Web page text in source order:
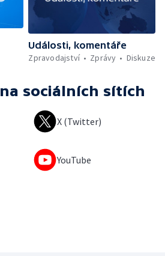
Události, komentáře
Zpravodajství
Zprávy Diskuze
na sociálních sítích
X (Twitter)
YouTube